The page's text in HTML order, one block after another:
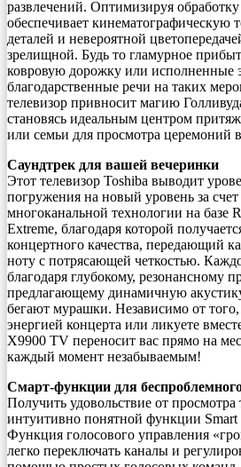
развлечений. Оптимизируя
обеспечивает кинематографическую
деталей и невероятной
зрелищной. Будь то гламурное
ковровую дорожку или исполненные
благодарственные речи на таких
телевизор привносит магию
становясь идеальным центром
или семьи для просмотра церемоний
Саундтрек для вашей вечеринки
Этот телевизор Toshiba выводит
погружения на новый уровень за
многоканальной технологии на базе
Extreme, благодаря которой
концертного качества, передающий
ноту с потрясающей четкостью.
благодаря глубокому, резонансному
предлагающему динамичную
бегают мурашки. Независимо от
энергией концерта или ликуете
X9900 TV переносит вас прямо на
каждый момент незабываемым!
Смарт-функции для
Получить удовольствие от
интуитивно понятной функции Smart
Функция голосового управления
легко переключать каналы и